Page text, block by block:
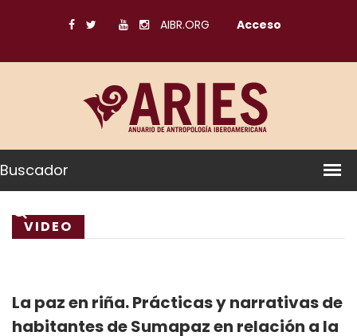
AIBR.ORG Acceso
Buscador
VIDEO
La paz en riña. Prácticas y narrativas de
habitantes de Sumapaz en relación a la